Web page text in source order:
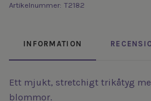
Artikelnummer: T2182
INFORMATION
Ett mjukt, stretchigt trikåtyg
blommor.